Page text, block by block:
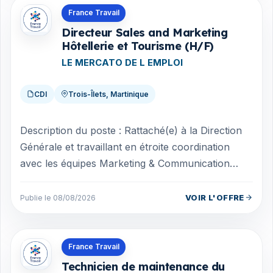
France Travail
Directeur Sales and Marketing
Hôtellerie et Tourisme (H/F)
LE MERCATO DE L EMPLOI
CDI Trois-Îlets, Martinique
Description du poste : Rattaché(e) à la Direction
Générale et travaillant en étroite coordination
avec les équipes Marketing & Communication
Publie le 08/08/2026 VOIR L'OFFRE
Offres en Martinique
France Travail
Technicien de maintenance du
Offres en Martinique